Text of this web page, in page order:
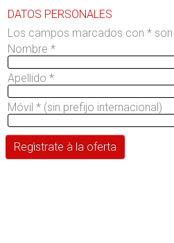
DATOS PERSONALES
Los campos marcados con *
Nombre *
Apellido *
Móvil * (sin prefijo internacional)
Regìstrate à la oferta